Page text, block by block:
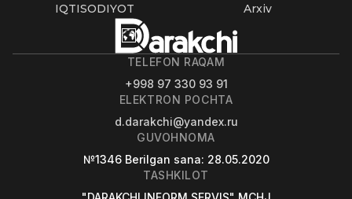
IQTISODIYOT
Arxiv
TELEFON RAQAM
+998 97 330 93 91
ELEKTRON POCHTA
d.darakchi@yandex.ru
GUVOHNOMA
№1346 Berilgan sana: 28.05.2020
TASHKILOT